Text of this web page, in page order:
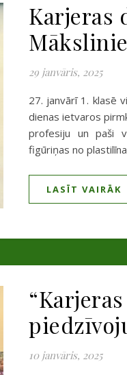
Karjeras
29 janvāris, 2025
27. janvārī 1. klasē
dienas ietvaros
profesiju un paši
figūriņas no
LASĪT VAIRĀK
10 janvāris, 2025